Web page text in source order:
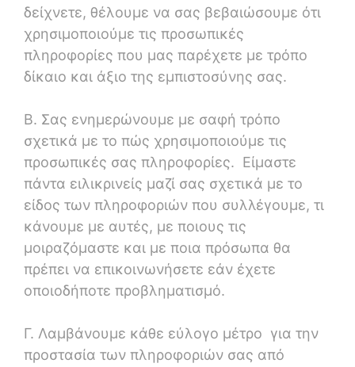
δείχνετε, θέλουμε να σας βεβαιώσουμε ότι
χρησιμοποιούμε τις προσωπικές
πληροφορίες που μας παρέχετε με τρόπο
δίκαιο και άξιο της εμπιστοσύνης σας.
Β. Σας ενημερώνουμε με σαφή τρόπο
σχετικά με το πώς χρησιμοποιούμε τις
προσωπικές σας πληροφορίες. Είμαστε
πάντα ειλικρινείς μαζί σας σχετικά με το
είδος των πληροφοριών που συλλέγουμε, τι
κάνουμε με αυτές, με ποιους τις
μοιραζόμαστε και με ποια πρόσωπα θα
πρέπει να επικοινωνήσετε εάν έχετε
οποιοδήποτε προβληματισμό.
Γ. Λαμβάνουμε κάθε εύλογο μέτρο για την
προστασία των πληροφοριών σας από